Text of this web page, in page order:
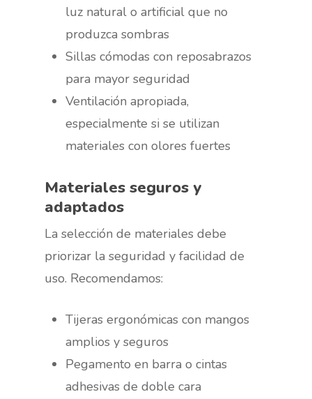
luz natural o artificial que no
produzca sombras
Sillas cómodas con reposabrazos
para mayor seguridad
Ventilación apropiada,
especialmente si se utilizan
materiales con olores fuertes
Materiales seguros y
adaptados
La selección de materiales debe
priorizar la seguridad y facilidad de
uso. Recomendamos:
Tijeras ergonómicas con mangos
amplios y seguros
Pegamento en barra o cintas
adhesivas de doble cara